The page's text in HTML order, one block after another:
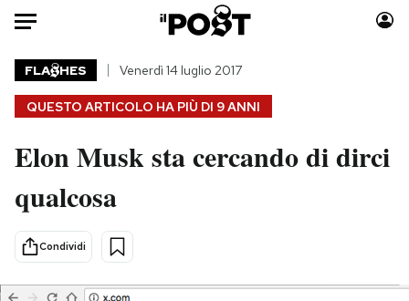
Auto
HOME
Italia
Politica
Tecnologia
Internet
Scienza
Moda
Media
QUESTO ARTICOLO HA PIÙ DI 9 ANNI
FLA HES Venerdì 14 luglio 2017
Elon Musk sta cercando di dirci
qualcosa
Condividi